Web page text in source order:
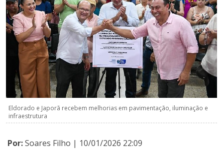
Eldorado e Japorã recebem melhorias em pavimentação, iluminação e
infraestrutura
Por:Soares Filho | 10/01/2026 22:09